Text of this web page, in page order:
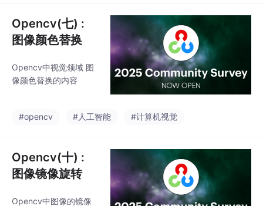
Opencv(七) :
图像颜色替换
Opencv中视觉领域 图
像颜色替换的内容
#opencv #人工智能 #计算机视觉
Opencv(十) :
图像镜像旋转
Opencv中图像的镜像